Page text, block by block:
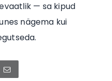
— sa kipud
nägema kui